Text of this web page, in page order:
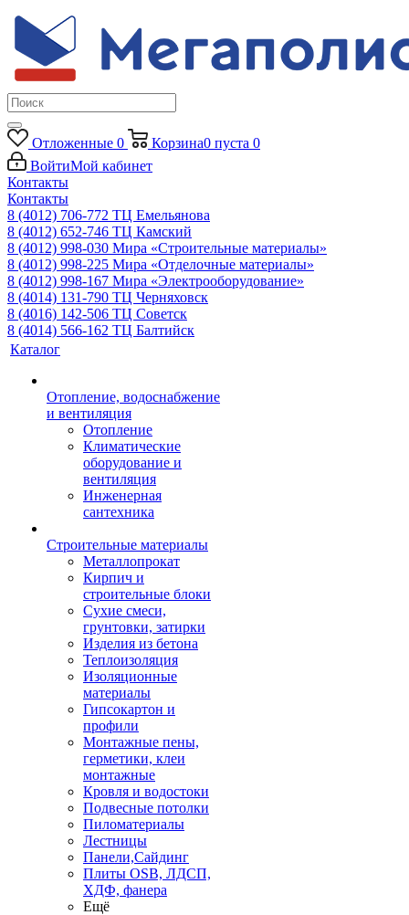
Отложенные 0 Корзина0 пуста 0
ВойтиМой кабинет
Контакты
Контакты
8 (4012) 706-772 ТЦ Емельянова
8 (4012) 652-746 ТЦ Камский
8 (4012) 998-030 Мира «Строительные материалы»
8 (4012) 998-225 Мира «Отделочные материалы»
8 (4012) 998-167 Мира «Электрооборудование»
8 (4014) 131-790 ТЦ Черняховск
8 (4016) 142-506 ТЦ Советск
8 (4014) 566-162 ТЦ Балтийск
Каталог
Отопление, водоснабжение
и вентиляция
Отопление
Климатические
оборудование и
вентиляция
Инженерная
сантехника
Строительные материалы
Металлопрокат
Кирпич и
строительные блоки
Сухие смеси,
грунтовки, затирки
Изделия из бетона
Теплоизоляция
Изоляционные
материалы
Гипсокартон и
профили
Монтажные пены,
герметики, клеи
монтажные
Кровля и водостоки
Подвесные потолки
Пиломатериалы
Лестницы
Панели,Сайдинг
Плиты OSB, ЛДСП,
ХДФ, фанера
Ещё